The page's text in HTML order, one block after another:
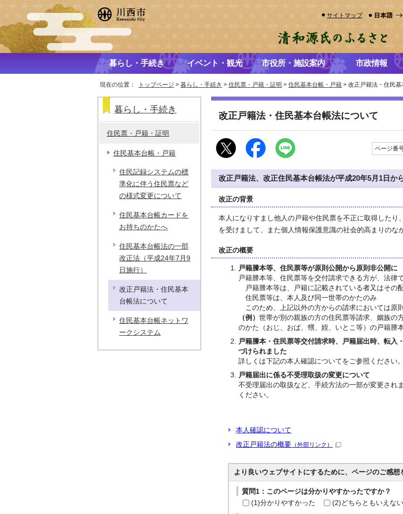
サイトマップ
暮らし・手続き イベント・観光 市役所・施設案内 市政情報
現在の位置： トップページ > 暮らし・手続き > 住民票・戸籍・証明 > 住民基本台帳・戸籍 > 改正戸籍法・住民
改正戸籍法・住民基本台帳法について
ページ番
改正戸籍法、改正住民基本台帳法が平成20年5月1日か
改正の背景
本人になりすまし他人の戸籍や住民票を不正に取得した
を受けまして、また個人情報保護意識の社会的高まりのな
改正の概要
戸籍謄本等、住民票等が原則公開から原則非公開に
戸籍謄本等、住民票等を交付請求できる方が、法律
戸籍謄本等は、戸籍に記載されている者又はその
住民票等は、本人及び同一世帯のかたのみ
このため、上記以外の方からの請求においては原
（例） 世帯が別の親族の方の住民票等請求、姻族の
のかた（おじ、おば、甥、姪、いとこ等）の戸籍謄
戸籍謄本・住民票等交付請求時、戸籍届出時、転
づけられました
詳しくは下記の本人確認についてをご参照ください。
戸籍届出に係る不受理取扱の変更について
不受理届出の取扱など、手続方法の一部が変更され
ください。
本人確認について
改正戸籍法の概要 （外部リンク）
より良いウェブサイトにするために、ページのご感想
質問1：このページは分かりやすかったですか？
(1)分かりやすかった
(2)どちらともいえない
暮らし・手続き
住民票・戸籍・証明
住民基本台帳・戸籍
住民記録システムの標
準化に伴う住民票など
の様式変更について
住民基本台帳カードを
お持ちのかたへ
住民基本台帳法の一部
改正法（平成24年7月9
日施行）
改正戸籍法・住民基本
台帳法について
住民基本台帳ネットワ
ークシステム